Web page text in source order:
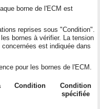
borne de l'ECM est
reprises sous "Condition".
bornes à vérifier. La tension
est indiquée dans
pour les bornes de l'ECM.
Condition
Condition
spécifiée